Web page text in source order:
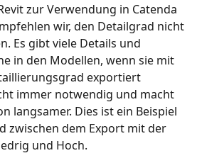
zur Verwendung in Catenda
wir, den Detailgrad nicht
Es gibt viele Details und
in den Modellen, wenn sie mit
exportiert
immer notwendig und macht
langsamer. Dies ist ein Beispiel
zwischen dem Export mit der
und Hoch.